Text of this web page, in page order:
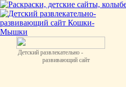
Детский развлекательно -
развивающий сайт